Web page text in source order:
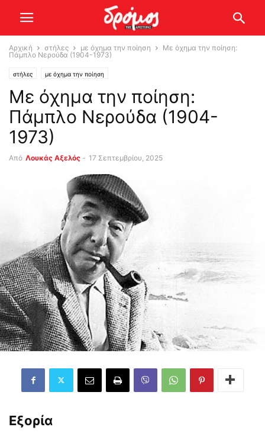
Αρχική στήλες με όχημα την ποίηση
Με όχημα την ποίηση:
Πάμπλο Νερούδα (1904-1973)
στήλες με όχημα την ποίηση
Με όχημα την ποίηση:
Πάμπλο Νερούδα (1904-
1973)
Από Λουκάς Αξελός - 17 Σεπτεμβρίου, 2025
Εξορία